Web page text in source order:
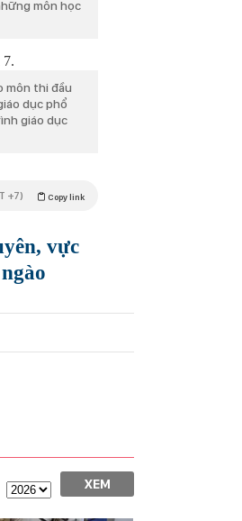
môn học
môn thi đầu
dục phổ
giáo dục
Copy link
+7)
vực
XEM